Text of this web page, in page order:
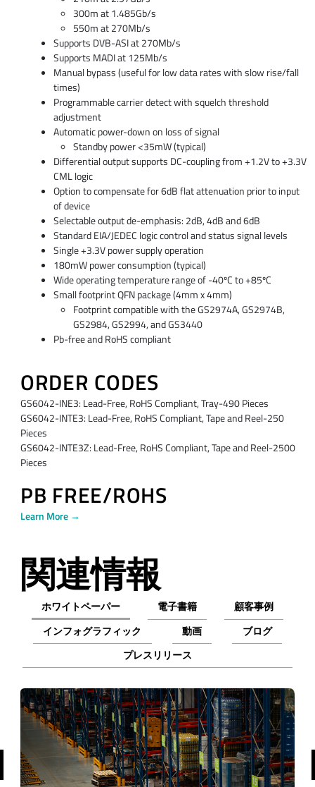
300m at 1.485Gb/s
550m at 270Mb/s
Supports DVB-ASI at 270Mb/s
Supports MADI at 125Mb/s
Manual bypass (useful for low data rates with slow rise/fall
times)
Programmable carrier detect with squelch threshold
adjustment
Automatic power-down on loss of signal
Standby power <35mW (typical)
Differential output supports DC-coupling from +1.2V to +3.3V
CML logic
Option to compensate for 6dB flat attenuation prior to input
of device
Selectable output de-emphasis: 2dB, 4dB and 6dB
Standard EIA/JEDEC logic control and status signal levels
Single +3.3V power supply operation
180mW power consumption (typical)
Wide operating temperature range of -40ºC to +85ºC
Small footprint QFN package (4mm x 4mm)
Footprint compatible with the GS2974A, GS2974B,
GS2984, GS2994, and GS3440
Pb-free and RoHS compliant
ORDER CODES
GS6042-INE3: Lead-Free, RoHS Compliant, Tray-490 Pieces
GS6042-INTE3: Lead-Free, RoHS Compliant, Tape and Reel-250
Pieces
GS6042-INTE3Z: Lead-Free, RoHS Compliant, Tape and Reel-2500
Pieces
PB FREE/ROHS
Learn More →
関連情報
ホワイトペーパー 電子書籍
顧客事例
インフォグラフィック
動画
ブログ
プレスリリース